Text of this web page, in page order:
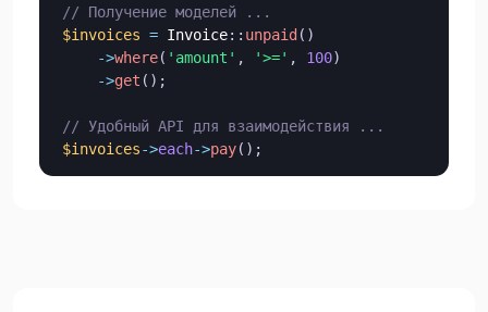
// Получение моделей ...
$invoices = Invoice:: unpaid ( )
->where( 'amount' , '>=' , 100)
->get ( ) ;
// Удобный API для взаимодействия ...
$invoices->each->pay( ) ;